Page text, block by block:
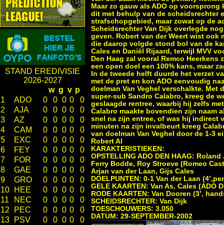
STAND EREDIVISIE
2026-2027
w g v p
1
ADO 0 0 0 0
0
2
AJA 0 0 0 0
0
3
AZ 0 0 0 0
0
4
CAM 0 0 0 0
0
5
EXC 0 0 0 0
0
6
FEY 0 0 0 0
0
7
FOR 0 0 0 0
0
8
GAE 0 0 0 0
0
9
GRO 0 0 0 0
0
10
HEE 0 0 0 0
0
11
NEC 0 0 0 0
0
12
PEC 0 0 0 0
0
13
PSV 0 0 0 0
0
Maar zo gauw als ADO op
dit met behulp van de scheidsrechter
strafschopgebied, maar zowat op de
Scheidsrechter Van Dijk overlegde
geven. Robert van der Weert wist ook
die daarop volgde stond bol van de
Cales en Daniël Rijaard, terwijl MVV
Den Haag zal vooral Remco
een open doel een 100% kans, maar
In de tweede helft duurde het verzet
met de pret en kon ADO eenvoudig
doelman Van Veghel verschalkte. Met
super-sub Sandro Calabro, kreeg de
geslaagde rentree, waarbij hij zelfs
Calabro maakte bovendien zijn naam
snel na zijn entree, of was hij indirect
minuten na zijn invalbeurt kreeg
van doelman Van Veghel door de 1-3
Robert Al
KARAKTERISTIEKEN:
OPSTELLING ADO DEN HAAG:
Ferry Bodde, Roy Stroeve (Romeo
Arjan van der Laan, Gijs Cales
DOELPUNTEN: 0-1 Van der Laan
GELE KAARTEN: Van As, Cales (ADO
RODE KAARTEN: Van Dooren (3’,
SCHEIDSRECHTER: Van Dijk
TOESCHOUWERS: 3.050
DATUM: 29-SEPTEMBER-2002